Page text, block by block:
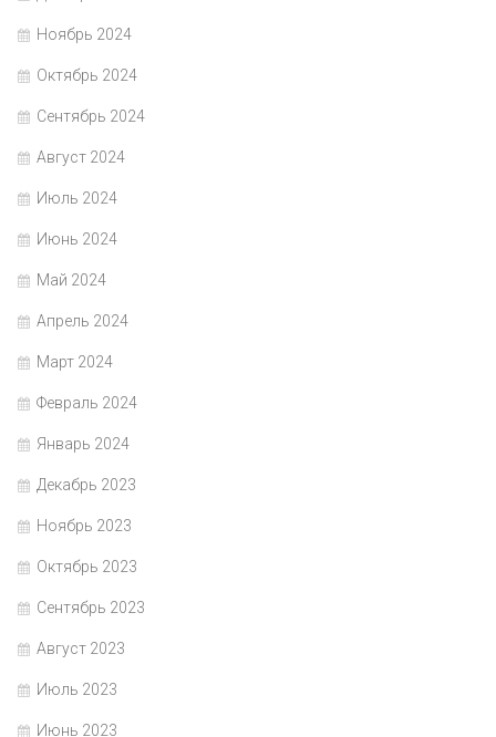
Ноябрь 2024
Октябрь 2024
Сентябрь 2024
Август 2024
Июль 2024
Июнь 2024
Май 2024
Апрель 2024
Март 2024
Февраль 2024
Январь 2024
Декабрь 2023
Ноябрь 2023
Октябрь 2023
Сентябрь 2023
Август 2023
Июль 2023
Июнь 2023